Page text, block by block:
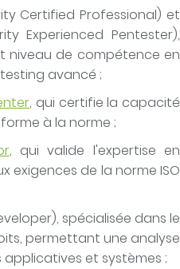
Certified Professional) et
Experienced Pentester),
niveau de compétence en
avancé ;
, qui certifie la capacité
à la norme ;
, qui valide l'expertise en
exigences de la norme ISO
spécialisée dans le
permettant une analyse
et systèmes ;